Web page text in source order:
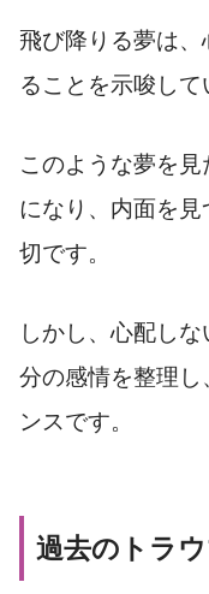
飛び降りる夢は
ることを示唆して
このような夢を
になり、内面を
切です。
しかし、心配し
分の感情を整理し
ンスです。
過去のトラ